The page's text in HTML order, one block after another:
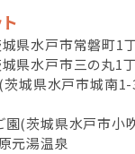
県水戸市常磐町1
県水戸市三の丸1
城県水戸市城南
園(茨城県水戸市小
原元湯温泉